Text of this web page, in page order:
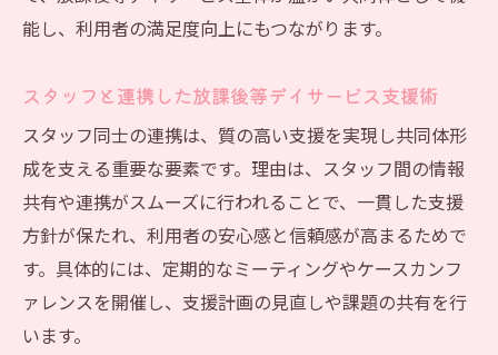
能し、利用者の満足度向上にもつながります。
スタッフと連携した放課後等デイサービス支援術
スタッフ同士の連携は、質の高い支援を実現し共同体形
成を支える重要な要素です。理由は、スタッフ間の情報
共有や連携がスムーズに行われることで、一貫した支援
方針が保たれ、利用者の安心感と信頼感が高まるためで
す。具体的には、定期的なミーティングやケースカンフ
ァレンスを開催し、支援計画の見直しや課題の共有を行
います。